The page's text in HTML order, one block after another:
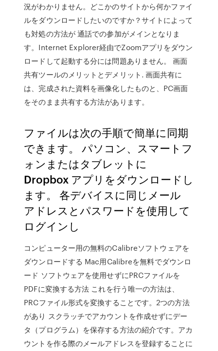
況がわかりません。どこかのサイトから何かファイ
ルをダウンロードしたいのですか？サイトによって
も対処の方法が 通話での参加がメインとなりま
す。Internet Explorer経由でZoomアプリをダウン
ロードして起動する分には問題ありません。 画面
共有ツールのメリットとデメリット. 画面共有に
は、完成された資料を画像化したものと、PC画面
をそのまま共有する方法があります。
ファイルは次の手順で簡単に同期
できます。 パソコン、スマートフ
ォンまたはタブレットに
Dropbox アプリをダウンロードし
ます。 各デバイスに同じメール
アドレスとパスワードを使用して
ログインし
コンピューター用の無料のCalibreソフトウェアを
ダウンロードする Mac用Calibreを無料でダウンロ
ード ソフトウェアを使用せずにPRCファイルを
PDFに変換する方法 これを行う唯一の方法は、
PRCファイル形式を変換することです。2つの方法
があり スクラッチでアカウントを作成せずにデー
タ（プログラム）を保存する方法の紹介です。アカ
ウントを作る際のメールアドレスを登録することに